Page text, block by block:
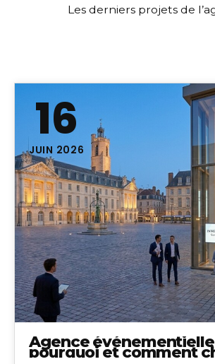
Les derniers projets de
16
JUIN 2026
Agence événementielle
pourquoi et comment